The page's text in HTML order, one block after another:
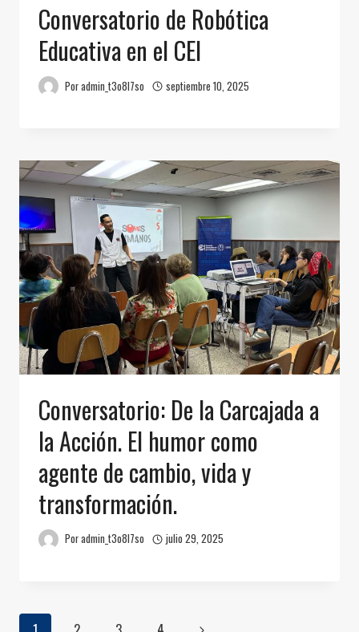
Conversatorio de Robótica
Educativa en el CEI
Poradmin_t3o8l7so septiembre 10, 2025
Conversatorio: De la Carcajada a
la Acción. El humor como
agente de cambio, vida y
transformación.
Poradmin_t3o8l7so julio 29, 2025